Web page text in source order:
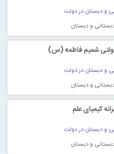
و دبستان در دولت
و دبستان
دولتی شمیم فاطمه (س)
و دبستان در دولت
و دبستان
کیمیای علم
و دبستان در دولت
و دبستان